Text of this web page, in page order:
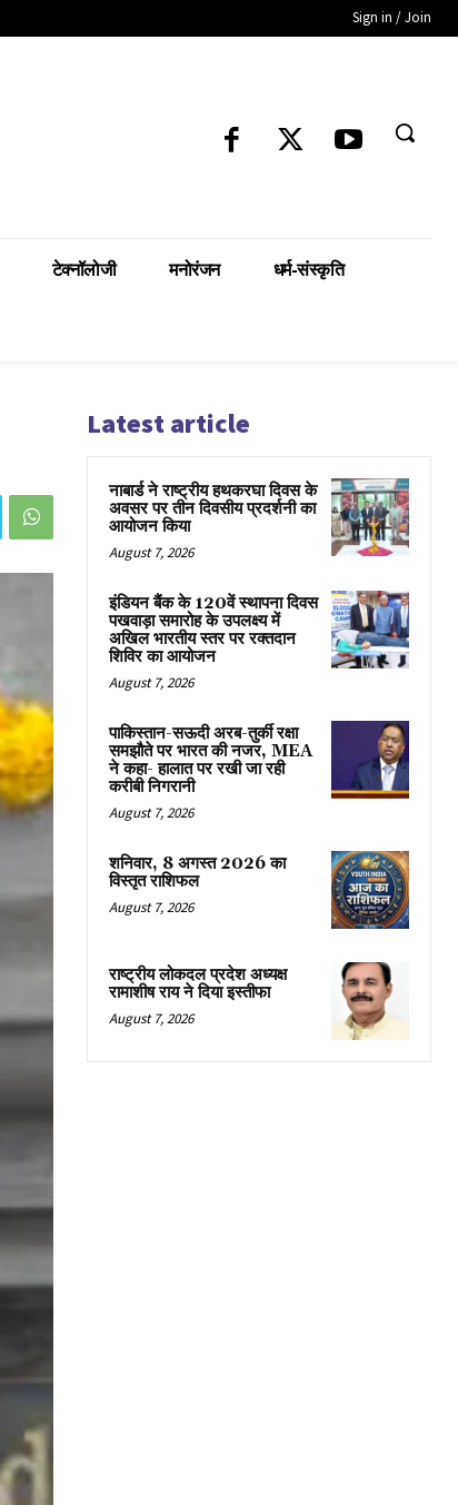
Sign in / Join
टेक्नॉलोजी मनोरंजन धर्म-संस्कृति
Latest article
नाबार्ड ने राष्ट्रीय हथकरघा दिवस के
अवसर पर तीन दिवसीय प्रदर्शनी का
आयोजन किया
August 7, 2026
इंडियन बैंक के 120वें स्थापना दिवस
पखवाड़ा समारोह के उपलक्ष्य में
अखिल भारतीय स्तर पर रक्तदान
शिविर का आयोजन
August 7, 2026
पाकिस्तान-सऊदी अरब-तुर्की रक्षा
समझौते पर भारत की नजर, MEA
ने कहा- हालात पर रखी जा रही
करीबी निगरानी
August 7, 2026
शनिवार, 8 अगस्त 2026 का
विस्तृत राशिफल
August 7, 2026
राष्ट्रीय लोकदल प्रदेश अध्यक्ष
रामाशीष राय ने दिया इस्तीफा
August 7, 2026